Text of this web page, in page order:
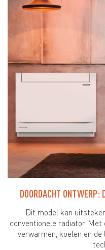
DOORDACHT ONTWERP:
Dit model kan
conventionele radiator.
verwarmen, koelen en